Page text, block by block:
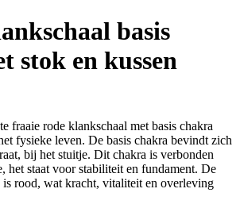
basis
stok en kussen
fraaie rode klankschaal met basis chakra
fysieke leven. De basis chakra bevindt zich
bij het stuitje. Dit chakra is verbonden
het staat voor stabiliteit en fundament. De
is rood, wat kracht, vitaliteit en overleving